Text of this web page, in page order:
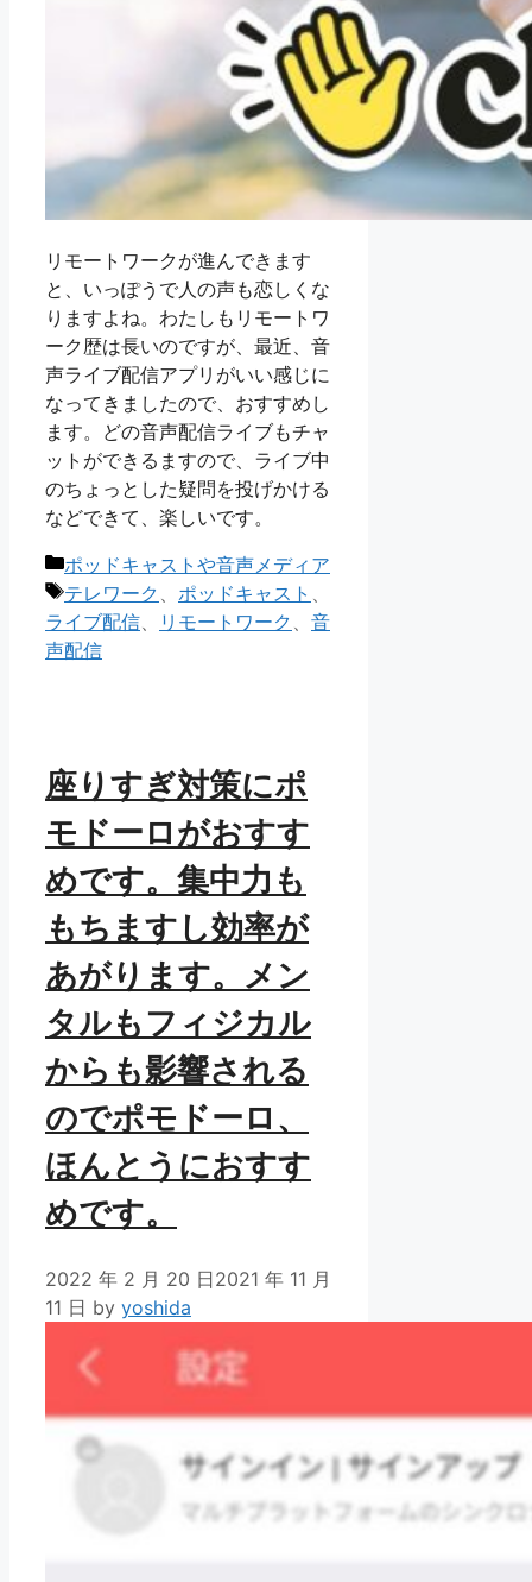
リモートワークが進んできます
と、いっぽうで人の声も恋しくな
りますよね。わたしもリモートワ
ーク歴は長いのですが、最近、音
声ライブ配信アプリがいい感じに
なってきましたので、おすすめし
ます。どの音声配信ライブもチャ
ットができるますので、ライブ中
のちょっとした疑問を投げかける
などできて、楽しいです。
カ
テ
ゴ
リ
ポッドキャストや音声メディア
タ
グ
テレワーク ポッドキャスト
ライブ配信
リモートワーク
音
声配信
座りすぎ対策にポ
モドーロがおすす
めです。集中力も
もちますし効率が
あがります。メン
タルもフィジカル
からも影響される
のでポモドーロ、
ほんとうにおすす
めです。
2022 年 2 月 20 日2021 年 11 月
11 日 by yoshida